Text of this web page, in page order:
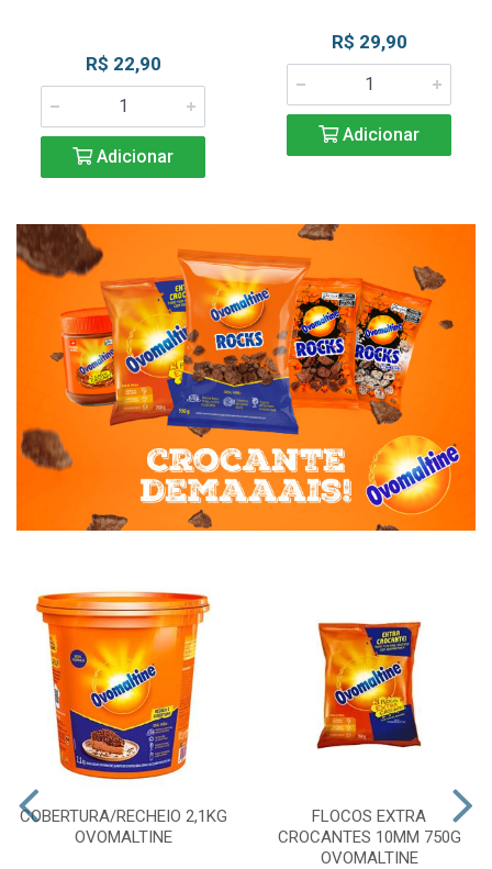
R$ 22,90
Adicionar
R$ 29,90
Adicionar
COBERTURA/RECHEIO 2,1KG
OVOMALTINE
FLOCOS EXTRA
CROCANTES 10MM 750G
OVOMALTINE